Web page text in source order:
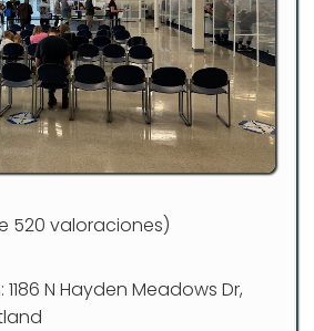
520 valoraciones)
: 1186 N Hayden Meadows Dr,